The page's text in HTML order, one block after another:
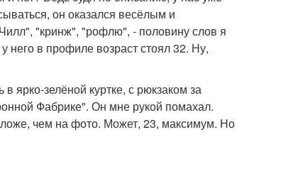
он оказался весёлым и
"кринж", "рофлю", - половину слов я
него в профиле возраст стоял 32. Ну,
ярко-зелёной куртке, с рюкзаком за
Фабрике". Он мне рукой помахал.
чем на фото. Может, 23, максимум. Но